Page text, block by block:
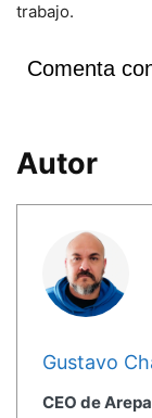
trabajo.
Comenta
Autor
Gustavo
CEO de